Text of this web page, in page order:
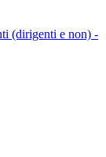
(dirigenti e non) -